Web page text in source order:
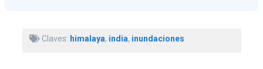
Claves: himalaya, india, inundaciones